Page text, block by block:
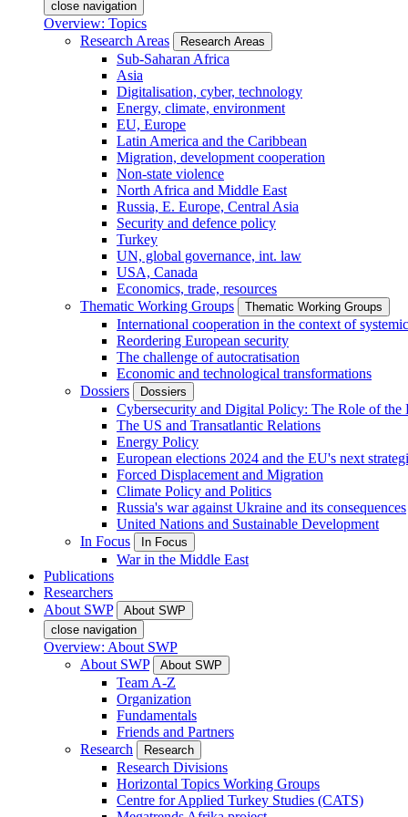
close navigation
Overview: Topics
Research Areas
Research Areas
Sub-Saharan Africa
Asia
Digitalisation, cyber, technology
Energy, climate, environment
EU, Europe
Latin America and the Caribbean
Migration, development cooperation
Non-state violence
North Africa and Middle East
Russia, E. Europe, Central Asia
Security and defence policy
Turkey
UN, global governance, int. law
USA, Canada
Economics, trade, resources
Thematic Working Groups
Thematic Working Groups
International cooperation in the context of
Reordering European security
The challenge of autocratisation
Economic and technological transformations
Dossiers
Dossiers
Cybersecurity and Digital Policy: The Role of
The US and Transatlantic Relations
Energy Policy
European elections 2024 and the EU's next
Forced Displacement and Migration
Climate Policy and Politics
Russia's war against Ukraine and its consequences
United Nations and Sustainable Development
In Focus
In Focus
War in the Middle East
Publications
Researchers
About SWP
About SWP
close navigation
Overview: About SWP
About SWP
About SWP
Team A-Z
Organization
Fundamentals
Friends and Partners
Research
Research
Research Divisions
Horizontal Topics Working Groups
Centre for Applied Turkey Studies (CATS)